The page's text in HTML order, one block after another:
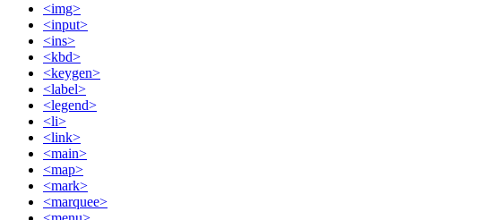
<img>
<input>
<ins>
<kbd>
<keygen>
<label>
<legend>
<li>
<link>
<main>
<map>
<mark>
<marquee>